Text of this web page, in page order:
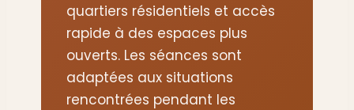
quartiers résidentiels et accès
rapide à des espaces plus
ouverts. Les séances sont
adaptées aux situations
rencontrées pendant les